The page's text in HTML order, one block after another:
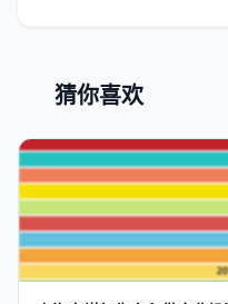
猜你喜欢